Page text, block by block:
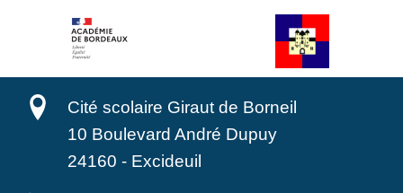
Cité scolaire Giraut de Borneil
10 Boulevard André Dupuy
24160 - Excideuil